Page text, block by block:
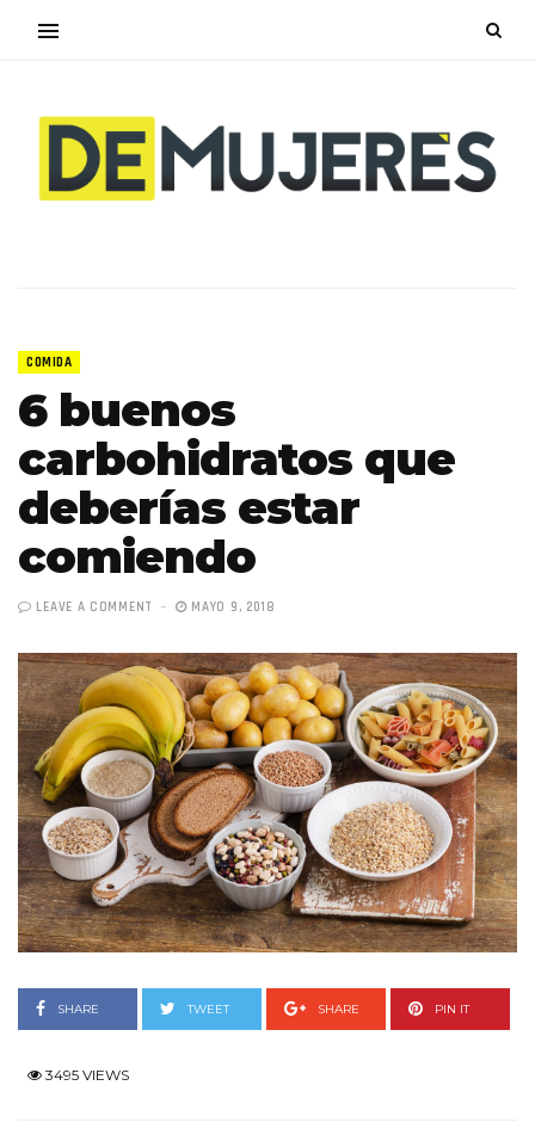
COMIDA
6 buenos
carbohidratos que
deberías estar
comiendo
LEAVE A COMMENT MAYO 9, 2018
SHARE TWEET SHARE PIN IT
3495 VIEWS